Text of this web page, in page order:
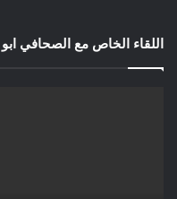
اللقاء الخاص مع الصحافي